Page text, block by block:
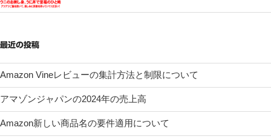
最近の投稿
Amazon Vineレビューの集計方法と制限について
アマゾンジャパンの2024年の売上高
Amazon新しい商品名の要件適用について